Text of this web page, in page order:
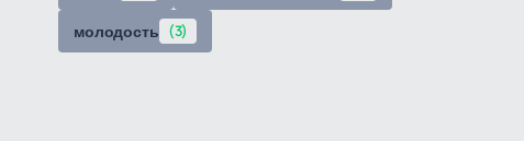
молодость (3)